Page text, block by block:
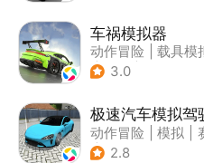
车祸模拟器
动作冒险
载具模
| 汽车
3.0
极速汽车模拟驾
动作冒险 模拟
| 漂移
2.8